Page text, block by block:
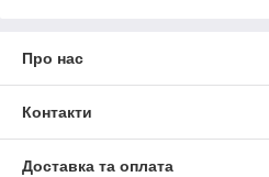
Про нас
Контакти
Доставка та оплата